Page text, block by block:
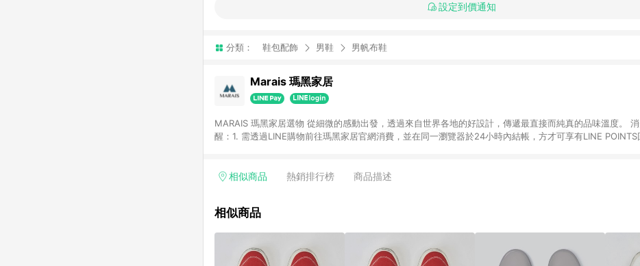
設定到價通知
分類： 鞋包配飾 男鞋 男帆布鞋
Marais 瑪黑家居
MARAIS 瑪黑家居選物 從細微的感動出發，透過來自世界各地的好設計，傳遞最直接而純真的品味溫度。
醒：1. 需透過LINE購物前往瑪黑家居官網消費，並在同一瀏覽器於24小時內結帳，方才可享有LINE POINTS
相似商品 熱銷排行榜 商品描述
相似商品